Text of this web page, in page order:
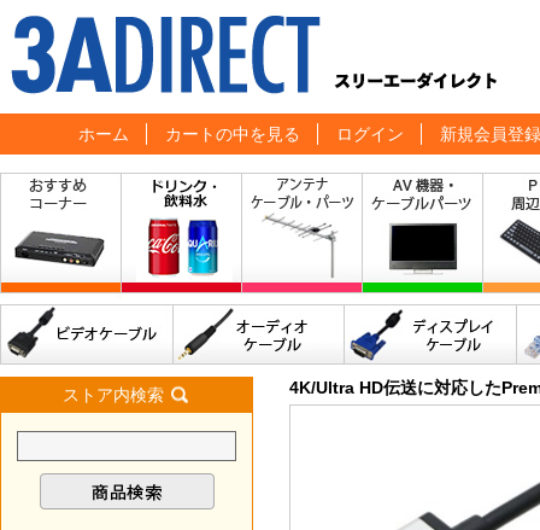
ホーム カートの中を見る ログイン 新規会員登録
ストア内検索 4K/Ultra HD伝送に対応した